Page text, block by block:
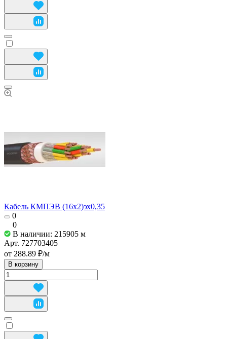
Кабель КМПЭВ (16х2)эх0,35
0
0
В наличии: 215905 м
Арт. 727703405
от 288.89 ₽/м
В корзину